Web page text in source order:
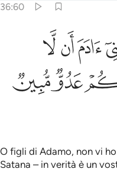
36:60
انه لكم عدو مبين ٦٠
ٱلشَّيْطَـٰنَ ۖ إِنَّهُۥ لَكُمْﱨﱩﱪ
ﱰﱱ
O figli di Adamo, non vi
Satana – in verità è un